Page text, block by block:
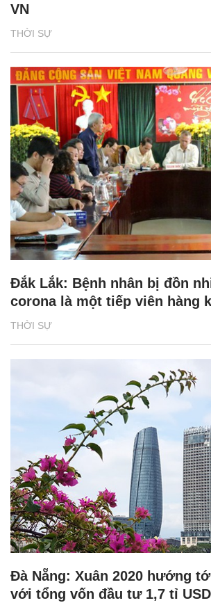
THỜI SỰ
VN
THỜI SỰ
Đắk Lắk: Bệnh nhân bị đồn
corona là một tiếp viên hàng
Đà Nẵng: Xuân 2020 hướng
với tổng vốn đầu tư 1,7 tỉ USD